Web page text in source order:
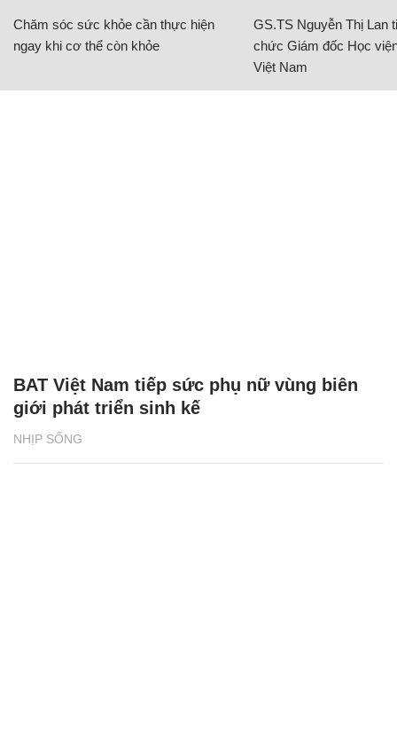
Chăm sóc sức khỏe cần thực hiện
ngay khi cơ thể còn khỏe
GS.TS Nguyễn Thị Lan
chức Giám đốc Học
Việt Nam
NHỊP SỐNG
BAT Việt Nam tiếp sức phụ nữ vùng biên
giới phát triển sinh kế